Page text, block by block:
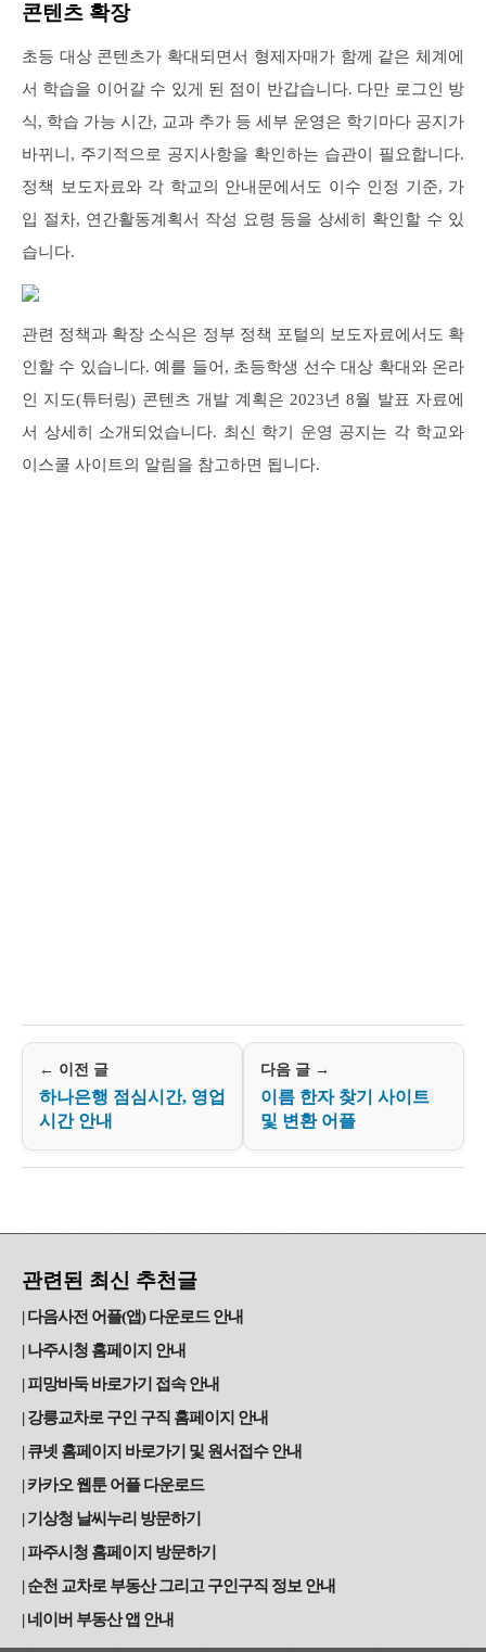
콘텐츠 확장
초등 대상 콘텐츠가 확대되면서 형제자매가 함께 같은 체계에
서 학습을 이어갈 수 있게 된 점이 반갑습니다. 다만 로그인 방
식, 학습 가능 시간, 교과 추가 등 세부 운영은 학기마다 공지가
바뀌니, 주기적으로 공지사항을 확인하는 습관이 필요합니다.
정책 보도자료와 각 학교의 안내문에서도 이수 인정 기준, 가
입 절차, 연간활동계획서 작성 요령 등을 상세히 확인할 수 있
습니다.
관련 정책과 확장 소식은 정부 정책 포털의 보도자료에서도 확
인할 수 있습니다. 예를 들어, 초등학생 선수 대상 확대와 온라
인 지도(튜터링) 콘텐츠 개발 계획은 2023년 8월 발표 자료에
서 상세히 소개되었습니다. 최신 학기 운영 공지는 각 학교와
이스쿨 사이트의 알림을 참고하면 됩니다.
← 이전 글
하나은행 점심시간, 영업
시간 안내
다음 글 →
이름 한자 찾기 사이트
및 변환 어플
관련된 최신 추천글
다음사전 어플(앱) 다운로드 안내
나주시청 홈페이지 안내
피망바둑 바로가기 접속 안내
강릉교차로 구인 구직 홈페이지 안내
큐넷 홈페이지 바로가기 및 원서접수 안내
카카오 웹툰 어플 다운로드
기상청 날씨누리 방문하기
파주시청 홈페이지 방문하기
순천 교차로 부동산 그리고 구인구직 정보 안내
네이버 부동산 앱 안내